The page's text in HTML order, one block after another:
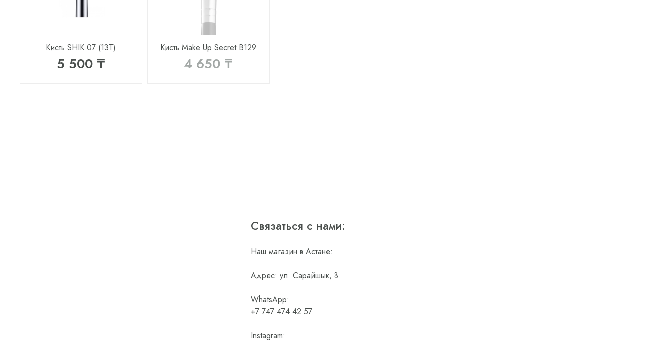
Кисть SHIK 07 (13T)
5 500 ₸
Кисть Make Up Secret B129
4 650 ₸
Связаться с нами:
Наш магазин в Астане:
Адрес: ул. Сарайшык, 8
WhatsApp:
+7 747 474 42 57
Instagram: